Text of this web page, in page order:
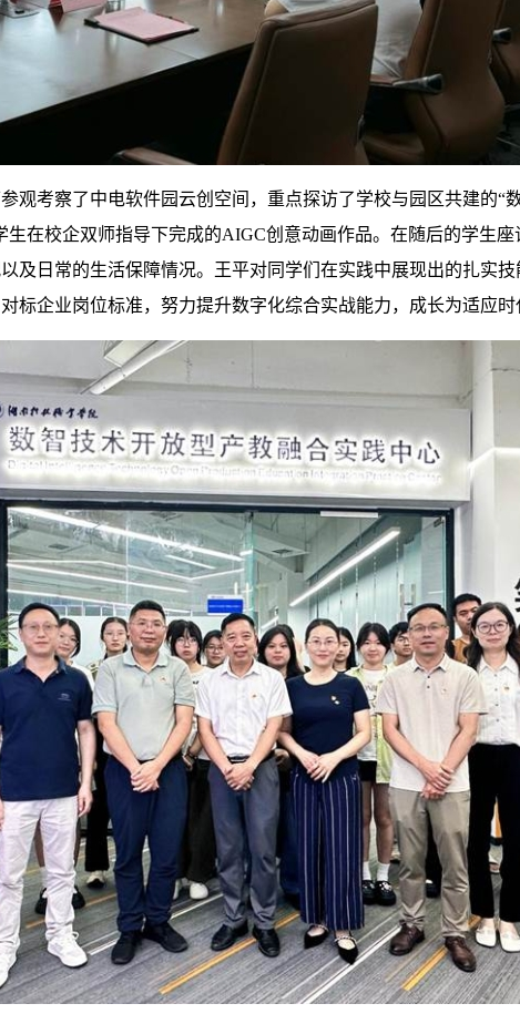
观考察了中电软件园云创空间，重点探访了学校与园区共建的“
在校企双师指导下完成的AIGC创意动画作品。在随后的学生
及日常的生活保障情况。王平对同学们在实践中展现出的扎实技
标企业岗位标准，努力提升数字化综合实战能力，成长为适应时